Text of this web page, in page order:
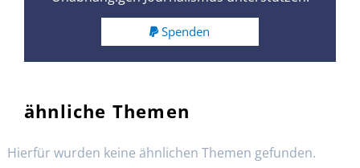
Spenden
ähnliche Themen
Hierfür wurden keine ähnlichen Themen gefunden.